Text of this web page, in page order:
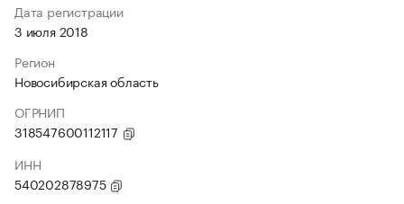
Дата регистрации
3 июля 2018
Регион
Новосибирская область
ОГРНИП
318547600112117
ИНН
540202878975